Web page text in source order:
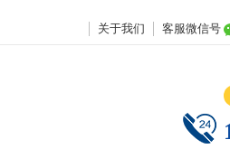
关于我们 客服微信号